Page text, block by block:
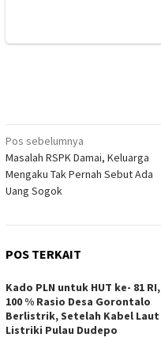
Navigasi
pos
Pos sebelumnya
Masalah RSPK Damai, Keluarga
Mengaku Tak Pernah Sebut Ada
Uang Sogok
POS TERKAIT
Kado PLN untuk HUT ke- 81 RI,
100 % Rasio Desa Gorontalo
Berlistrik, Setelah Kabel Laut
Listriki Pulau Dudepo